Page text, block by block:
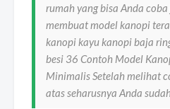
rumah yang bisa Anda
membuat model kanopi
kanopi kayu kanopi baja
besi 36 Contoh Model
Minimalis Setelah melihat
atas seharusnya Anda